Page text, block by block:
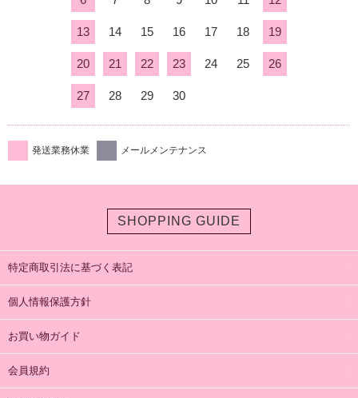
13 14 15 16 17 18 19
20 21 22 23 24 25 26
27 28 29 30
発送業務休業 メールメンテナンス
SHOPPING GUIDE
特定商取引法に基づく表記
個人情報保護方針
お買い物ガイド
会員規約